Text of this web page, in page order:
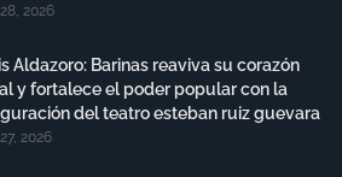
2026
Aldazoro: Barinas reaviva su corazón
y fortalece el poder popular con la
del teatro esteban ruiz guevara
2026